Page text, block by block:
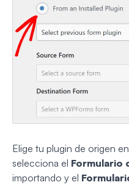
Elige tu plugin de origen
selecciona el Formulario
importando y el